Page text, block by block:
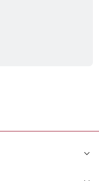
keyboard_arrow_down